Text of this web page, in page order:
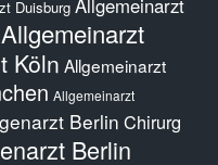
Duisburg Allgemeinarzt
Allgemeinarzt
Köln Allgemeinarzt
Allgemeinarzt
Berlin Chirurg
Berlin